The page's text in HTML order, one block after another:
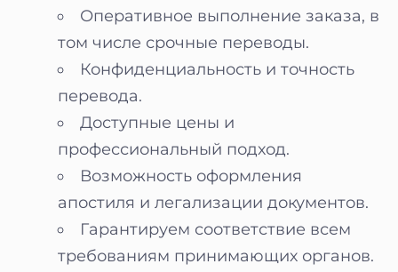
Оперативное выполнение заказа, в
том числе срочные переводы.
Конфиденциальность и точность
перевода.
Доступные цены и
профессиональный подход.
Возможность оформления
апостиля и легализации документов.
Гарантируем соответствие всем
требованиям принимающих органов.